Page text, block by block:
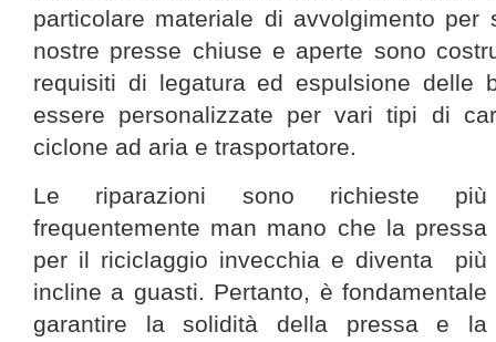
particolare materiale di avvolgimento
nostre presse chiuse e aperte sono
requisiti di legatura ed espulsione delle
essere personalizzate per vari tipi di
ciclone ad aria e trasportatore.
Le riparazioni sono richieste più
frequentemente man mano che la pressa
per il riciclaggio invecchia e diventa
più
incline a guasti. Pertanto, è fondamentale
garantire la solidità della pressa e la